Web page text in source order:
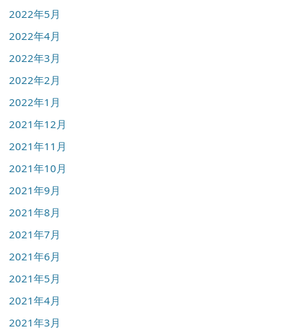
2022年5月
2022年4月
2022年3月
2022年2月
2022年1月
2021年12月
2021年11月
2021年10月
2021年9月
2021年8月
2021年7月
2021年6月
2021年5月
2021年4月
2021年3月